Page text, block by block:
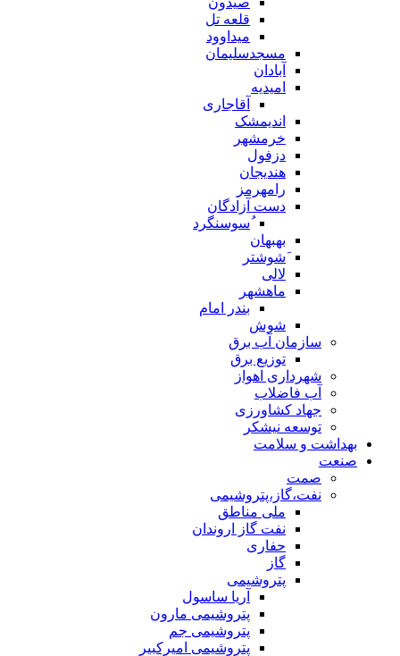
قلعه تل
میداوود
مسجدسلیمان
آبادان
امیدیه
آقاجاری
اندیمشک
خرمشهر
دزفول
هندیجان
رامهرمز
دست آزادگان
ُسوسنگرد
بهبهان
َشوشتر
لالی
ماهشهر
بندر امام
شوش
سازمان آب برق
توزیع برق
شهرداری اهواز
آب فاضلاب
جهاد کشاورزی
توسعه نیشکر
بهداشت و سلامت
صنعت
صمت
نفت،گاز،پتروشیمی
ملی مناطق
نفت گاز اروندان
حفاری
گاز
پتروشیمی
آریا ساسول
پتروشیمی مارون
پتروشیمی جم
پتروشیمی امیرکبیر